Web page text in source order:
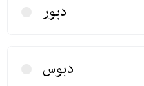
دبور
دبوس